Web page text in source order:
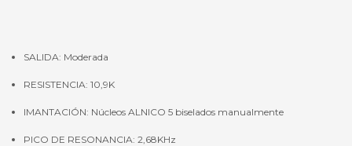
SALIDA: Moderada
RESISTENCIA: 10,9K
IMANTACIÓN: Núcleos ALNICO 5 biselados manualmente
PICO DE RESONANCIA: 2,68KHz